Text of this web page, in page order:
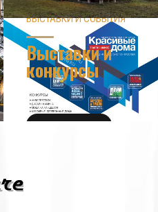
УЗНАТЬ БОЛЬШЕ
ВЫСТАВКИ И СОБЫТИЯ
Выставки и
конкурсы
ПОЛУЧИТЬ БИЛЕТ